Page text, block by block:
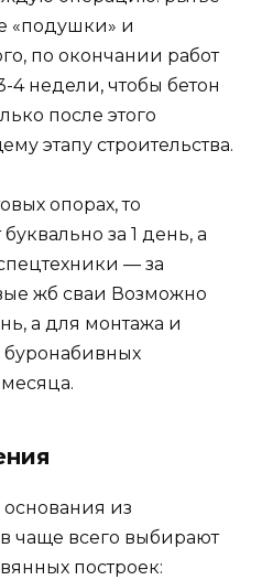
«подушки» и
по окончании работ
4 недели, чтобы бетон
после этого
этапу строительства.
опорах, то
за 1 день, а
— за
жб сваи Возможно
а для монтажа и
из
чаще всего выбирают
построек: